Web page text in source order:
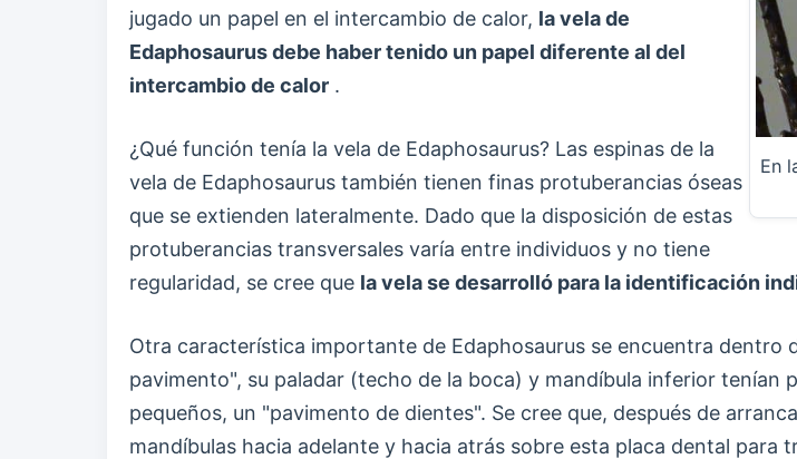
En
jugado un papel en el intercambio de calor, la vela de
Edaphosaurus debe haber tenido un papel diferente al del
intercambio de calor .
¿Qué función tenía la vela de Edaphosaurus? Las espinas de la
vela de Edaphosaurus también tienen finas protuberancias óseas
que se extienden lateralmente. Dado que la disposición de estas
protuberancias transversales varía entre individuos y no tiene
regularidad, se cree que la vela se desarrolló para la identificación
Otra característica importante de Edaphosaurus se encuentra dentro
pavimento", su paladar (techo de la boca) y mandíbula inferior tenían
pequeños, un "pavimento de dientes". Se cree que, después de
mandíbulas hacia adelante y hacia atrás sobre esta placa dental para